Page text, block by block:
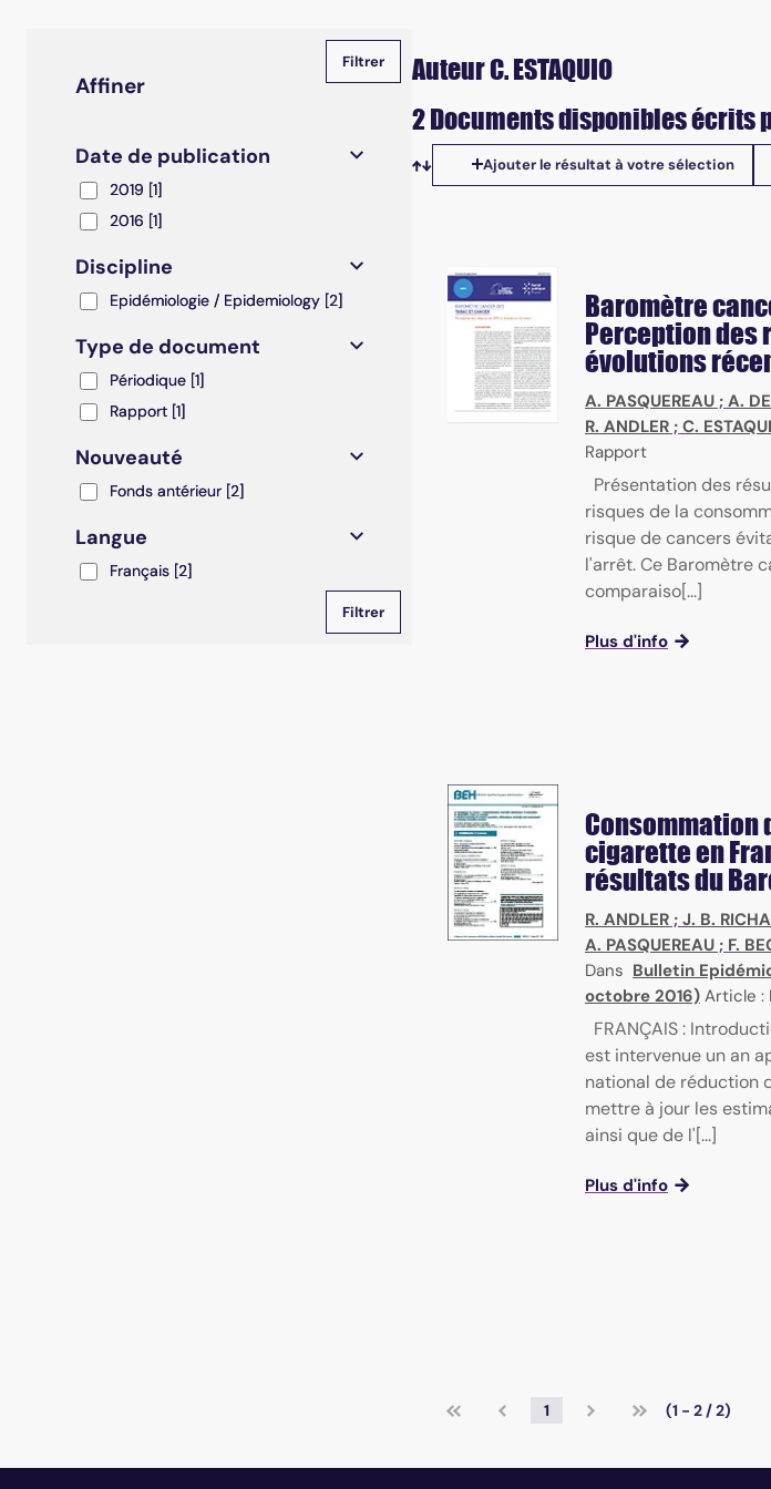
Affiner
Date de publication
20192019 [1]
20162016 [1]
Discipline
Epidémiologie / Epidemiology
Epidémiologie / Epidemiology [2]
Type de document
Périodique
Périodique [1]
RapportRapport [1]
Nouveauté
Fonds antérieur
Fonds antérieur [2]
Langue
Français
Français [2]
Auteur C. ESTAQUIO
2 Documents disponibles écrits
Tris disponibles
Ajouter le résultat à votre sélection
Baromètre
Perception des
évolutions
A. PASQUEREAU ; A.
R. ANDLER ; C.
Rapport
Présentation des
risques de la
risque de cancers
l'arrêt. Ce Baromètre
comparaiso[...]
Plus d'info
Consommation
cigarette en
résultats du
R. ANDLER ; J. B.
A. PASQUEREAU ; F.
Dans Bulletin
octobre 2016) Article :
FRANÇAIS :
est intervenue un an
national de réduction
mettre à jour les
ainsi que de l'[...]
Plus d'info
1 (1 - 2 / 2)